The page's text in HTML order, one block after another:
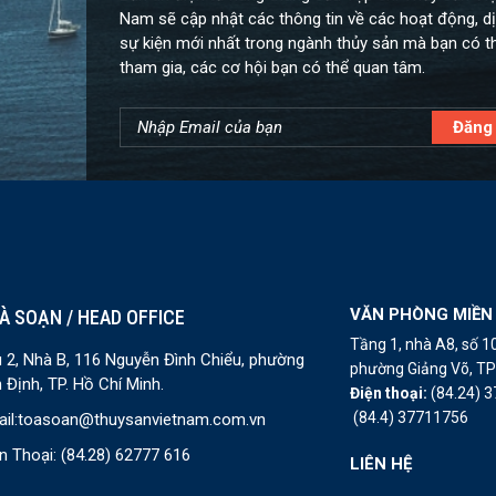
Nam sẽ cập nhật các thông tin về các hoạt động,
sự kiện mới nhất trong ngành thủy sản mà bạn có
tham gia, các cơ hội bạn có thể quan tâm.
SOẠN / HEAD OFFICE
2, Nhà B, 116 Nguyễn Đình Chiểu, phường
Định, TP. Hồ Chí Minh.
toasoan@thuysanvietnam.com.vn
Thoại: (84.28) 62777 616
VĂN PHÒNG
Tầng 1, nhà A8, số
phường Giảng Võ,
Điện thoại:(84.24)
(84.4) 37711756
LIÊN HỆ